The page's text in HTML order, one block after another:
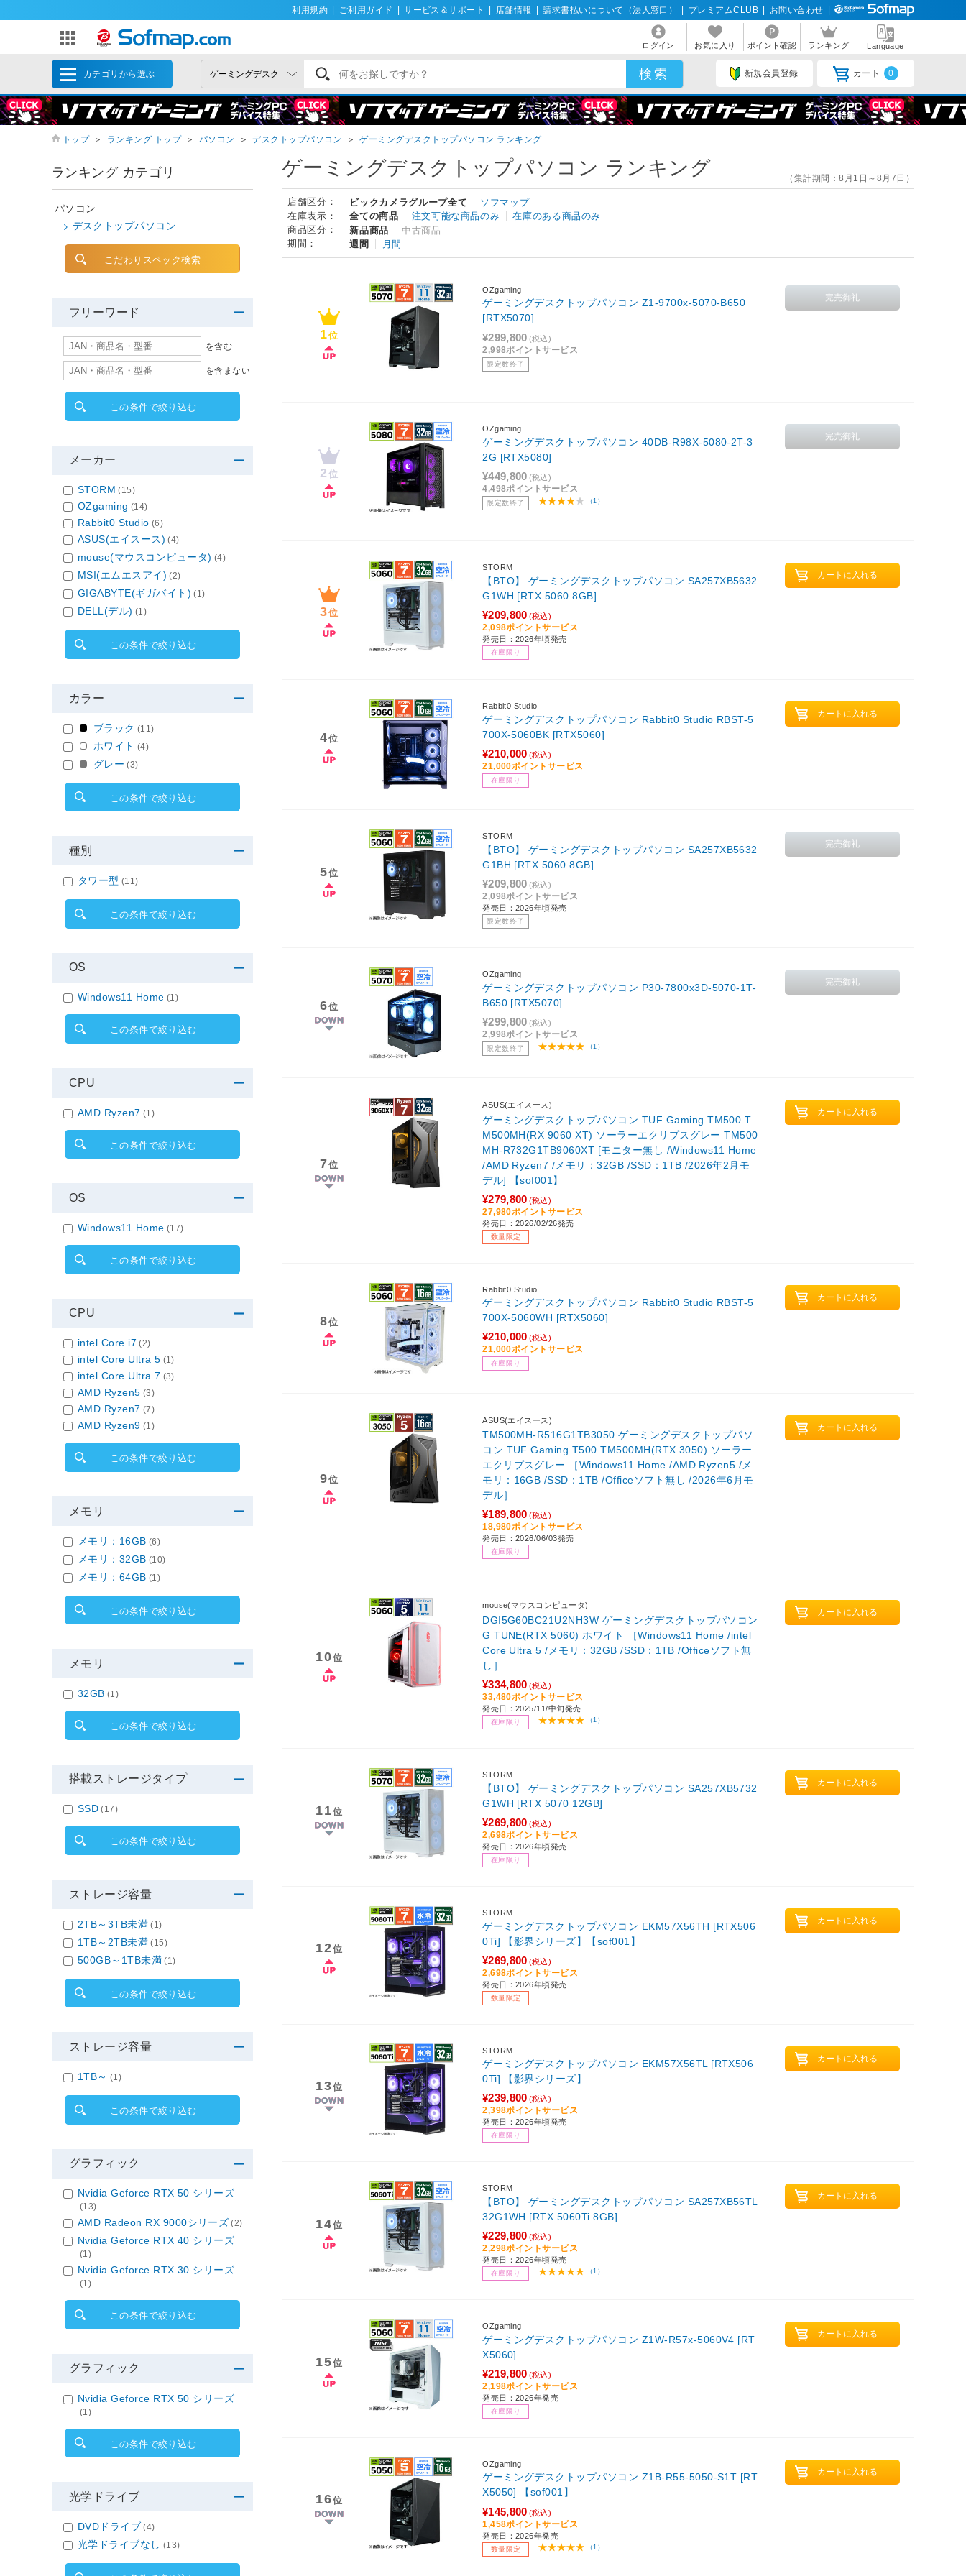
利用規約 ご利用ガイド サービス＆サポート 店舗情報 請求書払いについて（法人窓口） プレミアムCLUB お問い合わせ
ログイン お気に入り ポイント確認 ランキング Language
カテゴリから選ぶ 新規会員登録 カート 0
トップ ＞ ランキング トップ ＞ パソコン ＞ デスクトップパソコン ＞ ゲーミングデスクトップパソコン ランキング
ゲーミングデスクトップパソコン ランキング （集計期間：8月1日～8月7日）
店舗区分： ビックカメラグループ全て
ソフマップ
在庫表示：
全ての商品 注文可能な商品のみ
在庫のある商品のみ
商品区分：
新品商品
中古商品
期間：
週間 月間
1位
OZgaming
ゲーミングデスクトップパソコン Z1-9700x-5070-B650
[RTX5070]
¥299,800 (税込)
2,998ポイントサービス
限定数終了
2 位
OZgaming
ゲーミングデスクトップパソコン 40DB-R98X-5080-2T-3
2G [RTX5080]
¥449,800 (税込)
4,498ポイントサービス
限定数終了 （1）
3位
STORM
【BTO】 ゲーミングデスクトップパソコン SA257XB5632
G1WH [RTX 5060 8GB]
¥209,800 (税込)
2,098ポイントサービス
発売日：2026年頃発売
在庫限り
4位
Rabbit0 Studio
ゲーミングデスクトップパソコン Rabbit0 Studio RBST-5
700X-5060BK [RTX5060]
¥210,000 (税込)
21,000ポイントサービス
在庫限り
5位
STORM
【BTO】 ゲーミングデスクトップパソコン SA257XB5632
G1BH [RTX 5060 8GB]
¥209,800 (税込)
2,098ポイントサービス
発売日：2026年頃発売
限定数終了
6位
OZgaming
ゲーミングデスクトップパソコン P30-7800x3D-5070-1T-
B650 [RTX5070]
¥299,800 (税込)
2,998ポイントサービス
限定数終了 （1）
7位
ASUS(エイスース)
ゲーミングデスクトップパソコン TUF Gaming TM500 T
M500MH(RX 9060 XT) ソーラーエクリプスグレー TM500
MH-R732G1TB9060XT [モニター無し /Windows11 Home
/AMD Ryzen7 /メモリ：32GB /SSD：1TB /2026年2月モ
デル] 【sof001】
¥279,800 (税込)
27,980ポイントサービス
発売日：2026/02/26発売
数量限定
8位
Rabbit0 Studio
ゲーミングデスクトップパソコン Rabbit0 Studio RBST-5
700X-5060WH [RTX5060]
¥210,000 (税込)
21,000ポイントサービス
在庫限り
9位
ASUS(エイスース)
TM500MH-R516G1TB3050 ゲーミングデスクトップパソ
コン TUF Gaming T500 TM500MH(RTX 3050) ソーラー
エクリプスグレー ［Windows11 Home /AMD Ryzen5 /メ
モリ：16GB /SSD：1TB /Officeソフト無し /2026年6月モ
デル］
¥189,800 (税込)
18,980ポイントサービス
発売日：2026/06/03発売
在庫限り
10位
mouse(マウスコンピュータ)
DGI5G60BC21U2NH3W ゲーミングデスクトップパソコン
G TUNE(RTX 5060) ホワイト ［Windows11 Home /intel
Core Ultra 5 /メモリ：32GB /SSD：1TB /Officeソフト無
し］
¥334,800 (税込)
33,480ポイントサービス
発売日：2025/11/中旬発売
在庫限り （1）
11位
STORM
【BTO】 ゲーミングデスクトップパソコン SA257XB5732
G1WH [RTX 5070 12GB]
¥269,800 (税込)
2,698ポイントサービス
発売日：2026年頃発売
在庫限り
12位
STORM
ゲーミングデスクトップパソコン EKM57X56TH [RTX506
0Ti] 【影界シリーズ】【sof001】
¥269,800 (税込)
2,698ポイントサービス
発売日：2026年頃発売
数量限定
13位
STORM
ゲーミングデスクトップパソコン EKM57X56TL [RTX506
0Ti] 【影界シリーズ】
¥239,800 (税込)
2,398ポイントサービス
発売日：2026年頃発売
在庫限り
14位
STORM
【BTO】 ゲーミングデスクトップパソコン SA257XB56TL
32G1WH [RTX 5060Ti 8GB]
¥229,800 (税込)
2,298ポイントサービス
発売日：2026年頃発売
在庫限り （1）
15位
OZgaming
ゲーミングデスクトップパソコン Z1W-R57x-5060V4 [RT
X5060]
¥219,800 (税込)
2,198ポイントサービス
発売日：2026年発売
在庫限り
16位
OZgaming
ゲーミングデスクトップパソコン Z1B-R55-5050-S1T [RT
X5050] 【sof001】
¥145,800 (税込)
1,458ポイントサービス
発売日：2026年発売
数量限定 （1）
ランキング カテゴリ
パソコン
デスクトップパソコン
こだわりスペック検索
フリーワード
を含む
を含まない
この条件で絞り込む
メーカー
STORM (15)
OZgaming (14)
Rabbit0 Studio (6)
ASUS(エイスース) (4)
mouse(マウスコンピュータ) (4)
MSI(エムエスアイ) (2)
GIGABYTE(ギガバイト) (1)
DELL(デル) (1)
この条件で絞り込む
カラー
ブラック (11)
ホワイト (4)
グレー (3)
この条件で絞り込む
種別
タワー型 (11)
この条件で絞り込む
OS
Windows11 Home (1)
この条件で絞り込む
CPU
AMD Ryzen7 (1)
この条件で絞り込む
OS
Windows11 Home (17)
この条件で絞り込む
CPU
intel Core i7 (2)
intel Core Ultra 5 (1)
intel Core Ultra 7 (3)
AMD Ryzen5 (3)
AMD Ryzen7 (7)
AMD Ryzen9 (1)
この条件で絞り込む
メモリ
メモリ：16GB (6)
メモリ：32GB (10)
メモリ：64GB (1)
この条件で絞り込む
メモリ
32GB (1)
この条件で絞り込む
搭載ストレージタイプ
SSD (17)
この条件で絞り込む
ストレージ容量
2TB～3TB未満 (1)
1TB～2TB未満 (15)
500GB～1TB未満 (1)
この条件で絞り込む
ストレージ容量
1TB～ (1)
この条件で絞り込む
グラフィック
Nvidia Geforce RTX 50 シリーズ
(13)
AMD Radeon RX 9000シリーズ (2)
Nvidia Geforce RTX 40 シリーズ
(1)
Nvidia Geforce RTX 30 シリーズ
(1)
この条件で絞り込む
グラフィック
Nvidia Geforce RTX 50 シリーズ
(1)
この条件で絞り込む
光学ドライブ
DVDドライブ (4)
光学ドライブなし (13)